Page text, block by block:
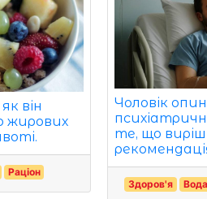
він
жирових
Раціон
Чоловік
те, що
Здоров'я Вода